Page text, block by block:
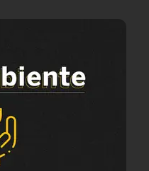
Política
Saúde